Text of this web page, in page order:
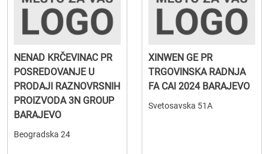
NENAD KRČEVINAC PR
POSREDOVANJE U
PRODAJI RAZNOVRSNIH
PROIZVODA 3N GROUP
BARAJEVO
Beogradska 24
XINWEN GE PR
TRGOVINSKA RADNJA
FA CAI 2024 BARAJEVO
Svetosavska 51A